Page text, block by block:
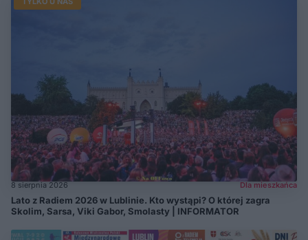
8 sierpnia 2026 Dla mieszkańca
Lato z Radiem 2026 w Lublinie. Kto wystąpi? O której zagra
Skolim, Sarsa, Viki Gabor, Smolasty | INFORMATOR